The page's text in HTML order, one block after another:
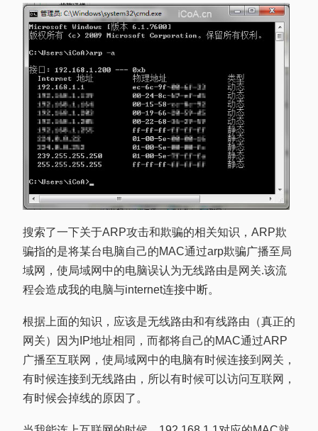
搜索了一下关于ARP攻击和欺骗的相关知识，ARP欺
骗指的是将某台电脑自己的MAC通过arp欺骗广播至局
域网，使局域网中的电脑误认为无线路由是网关.该流
程会造成我的电脑与internet连接中断。
根据上面的知识，应该是无线路由和有线路由（真正的
网关）因为IP地址相同，而都将自己的MAC通过ARP
广播至互联网，使局域网中的电脑有时候连接到网关，
有时候连接到无线路由，所以有时候可以访问互联网，
有时候会掉线的原因了。